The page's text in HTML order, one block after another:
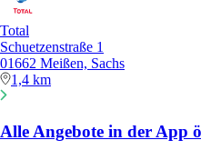
Total
Schuetzenstraße 1
01662 Meißen, Sachs
1,4 km
Alle Angebote in der App